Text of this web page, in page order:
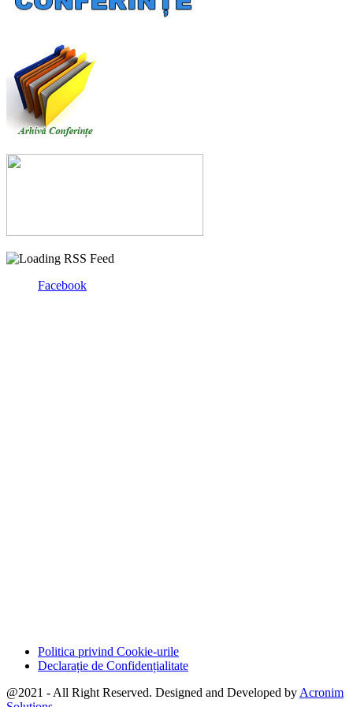
Facebook
Politica privind Cookie-urile
Declarație de Confidențialitate
@2021 - All Right Reserved. Designed and Developed by Acronim